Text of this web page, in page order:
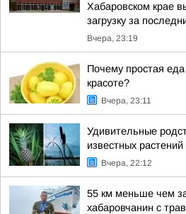
Хабаровском крае
загрузку за
Вчера, 23:19
Почему простая
красоте?
Вчера, 23:11
Удивительные
известных растений
Вчера, 22:12
55 км меньше чем
хабаровчанин с